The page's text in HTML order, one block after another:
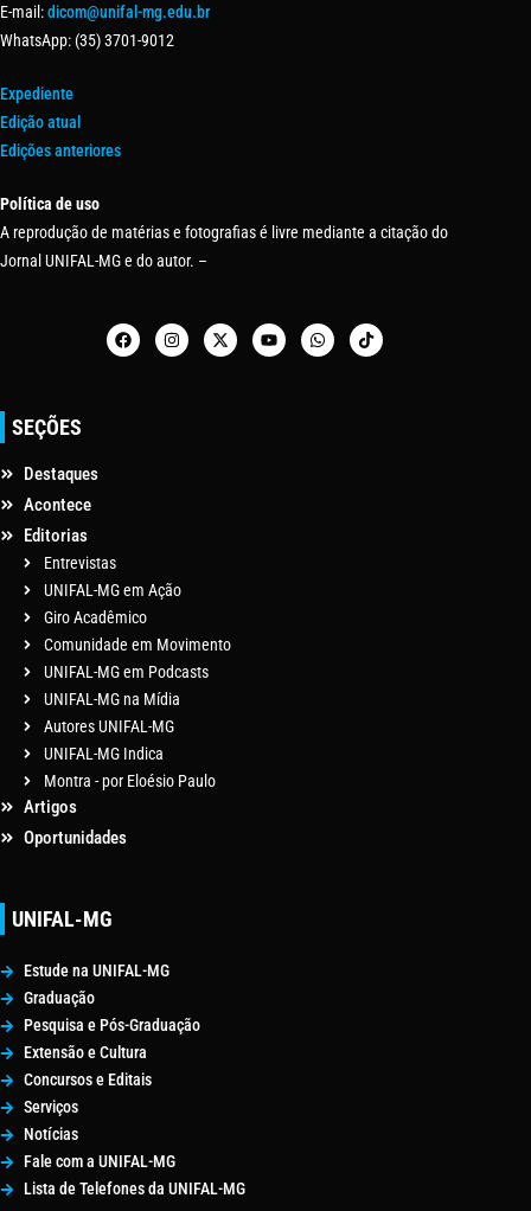
E-mail:dicom@unifal-mg.edu.br
WhatsApp: (35) 3701-9012
Expediente
Edição atual
Edições anteriores
Política de uso
A reprodução de matérias e fotografias é livre mediante a citação do
Jornal UNIFAL-MG e do autor. –
SEÇÕES
Destaques
Acontece
Editorias
Entrevistas
UNIFAL-MG em Ação
Giro Acadêmico
Comunidade em Movimento
UNIFAL-MG em Podcasts
UNIFAL-MG na Mídia
Autores UNIFAL-MG
UNIFAL-MG Indica
Montra - por Eloésio Paulo
Artigos
Oportunidades
UNIFAL-MG
Estude na UNIFAL-MG
Graduação
Pesquisa e Pós-Graduação
Extensão e Cultura
Concursos e Editais
Serviços
Notícias
Fale com a UNIFAL-MG
Lista de Telefones da UNIFAL-MG